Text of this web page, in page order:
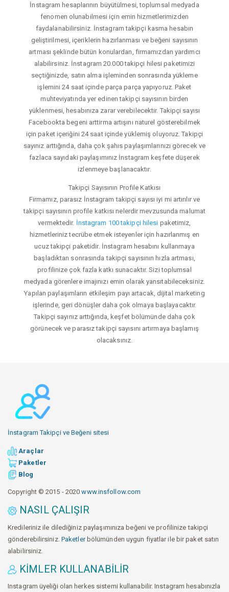
İnstagram hesaplarının büyütülmesi, toplumsal medyada
fenomen olunabilmesi için emin hizmetlerimizden
faydalanabilirsiniz. İnstagram takipçi kasma hesabın
geliştirilmesi, içeriklerin hazırlanması ve beğeni sayısının
artması şeklinde bütün konulardan, firmamızdan yardımcı
alabilirsiniz. İnstagram 20.000 takipçi hilesi paketimizi
seçtiğinizde, satın alma işleminden sonrasında yükleme
işlemini 24 saat içinde parça parça yapıyoruz. Paket
muhteviyatında yer edinen takipçi sayısının birden
yüklenmesi, hesabınıza zarar verebilecektir. Takipçi sayısı
Facebookta begeni arttirma artışını naturel gösterebilmek
için paket içeriğini 24 saat içinde yüklemiş oluyoruz. Takipçi
sayınız arttığında, daha çok şahıs paylaşımlarınızı görecek ve
fazlaca sayıdaki paylaşımınız İnstagram keşfete düşerek
izlenmeye başlanacaktır.
Takipçi Sayısının Profile Katkısı
Firmamız, parasız İnstagram takipçi sayısı iyi mi artırılır ve
takipçi sayısının profile katkısı nelerdir mevzusunda malumat
vermektedir. İnstagram 100 takipçi hilesi paketimiz,
hizmetleriniz tecrübe etmek isteyenler için hazırlanmış en
ucuz takipçi paketidir. İnstagram hesabını kullanmaya
başladıktan sonrasında takipçi sayısının hızla artması,
profilinize çok fazla katkı sunacaktır. Sizi toplumsal
medyada görenlere imajınızı emin olarak yansıtabileceksiniz.
Yapılan paylaşımların etkileşim payı artacak, dijital marketing
işlerinde, geri dönüşler daha çok olmaya başlayacaktır.
Takipçi sayınız arttığında, keşfet bölümünde daha çok
görünecek ve parasız takipçi sayısını artırmaya başlamış
olacaksınız.
İnstagram Takipçi ve Beğeni sitesi
Araçlar
Paketler
Blog
Copyright © 2015 - 2020www.insfollow.com
NASIL ÇALIŞIR
Kredileriniz ile dilediğiniz paylaşımınıza beğeni ve profilinize takipçi
gönderebilirsiniz. Paketlerbölümünden uygun fiyatlar ile bir paket satın
alabilirsiniz.
KIMLER KULLANABILIR
Instagram üyeliği olan herkes sistemi kullanabilir. Instagram hesabınızla